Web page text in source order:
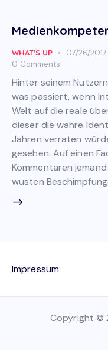
WHAT'S UP 07/26/2017
0 Comments
Hinter seinem
was passiert, wenn
Welt auf die reale
dieser die wahre
Jahren verraten
gesehen: Auf einen
Kommentaren
wüsten
Impressum
Copyright ©